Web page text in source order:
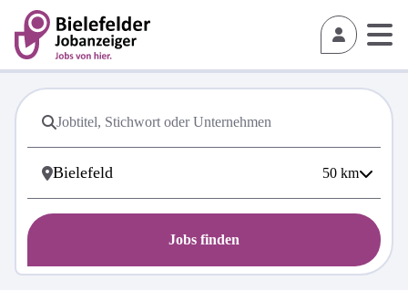
50 km
Jobs finden